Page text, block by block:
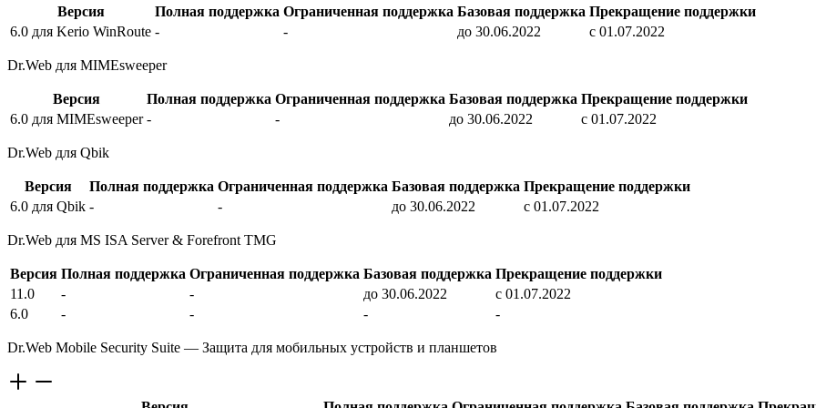
Версия Полная поддержка Ограниченная поддержка Базовая поддержка Прекращение поддержки
6.0 для Kerio WinRoute - - до 30.06.2022 c 01.07.2022
Dr.Web для MIMEsweeper
Версия Полная поддержка Ограниченная поддержка Базовая поддержка Прекращение поддержки
6.0 для MIMEsweeper - - до 30.06.2022 c 01.07.2022
Dr.Web для Qbik
Версия Полная поддержка Ограниченная поддержка Базовая поддержка Прекращение поддержки
6.0 для Qbik - - до 30.06.2022 c 01.07.2022
Dr.Web для MS ISA Server & Forefront TMG
Версия Полная поддержка Ограниченная поддержка Базовая поддержка Прекращение поддержки
11.0
- - до 30.06.2022
c 01.07.2022
6.0
- - - -
Dr.Web Mobile Security Suite — Защита для мобильных устройств и планшетов